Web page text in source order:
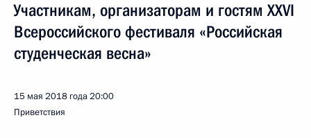
Участникам, организаторам и гостям XXVI
Всероссийского фестиваля «Российская
студенческая весна»
15 мая 2018 года20:00
Приветствия